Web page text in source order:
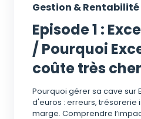
Gestion & Rentabilité
Episode 1 :
/ Pourquoi
coûte très cher
Pourquoi gérer sa cave sur
d'euros : erreurs,
marge. Comprendre